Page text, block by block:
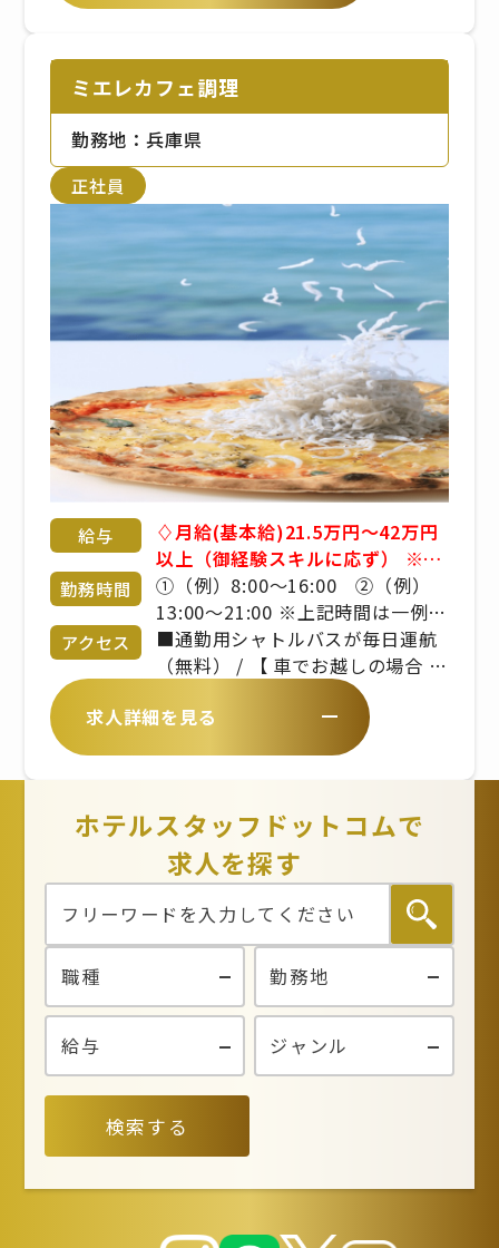
定により決定いたします
ミエレカフェ調理
勤務地：兵庫県
正社員
給与
♢月給(基本給)21.5万円～42万円
以上（御経験スキルに応ず） ※残
業手当は別途支給です。 ※詳細は
備考欄をご覧ください。 ■昇給年
1回 ■賞与年2回 ※年齢や経験を
考慮のうえ、当社規定により決定
勤務時間
①（例）8:00～16:00 ②（例）
13:00～21:00 ※上記時間は一例。
実働8時間、休憩1時間の勤務形
態。 ※曜日・日数・時間は変わる
をお願いする場合あり
アクセス
■通勤用シャトルバスが毎日運航
（無料） / 【 車でお越しの場合 】
/ ・淡路IC～県道31号線（15分）
/ ・北淡IC～県道31号線（10分）
【 バスでお越しの場合 】 / ミエレ
求人詳細を見る
ホテルスタッフドットコムで
求人を探す
検索する